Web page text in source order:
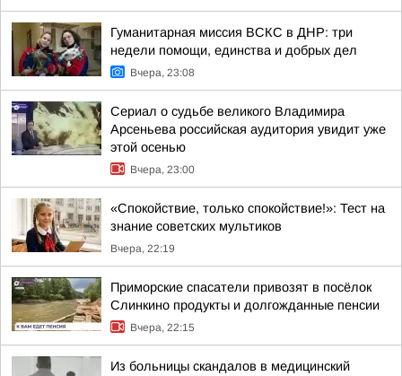
Гуманитарная миссия ВСКС в ДНР: три
недели помощи, единства и добрых дел
Вчера, 23:08
Сериал о судьбе великого Владимира
Арсеньева российская аудитория увидит уже
этой осенью
Вчера, 23:00
«Спокойствие, только спокойствие!»: Тест на
знание советских мультиков
Вчера, 22:19
Приморские спасатели привозят в посёлок
Слинкино продукты и долгожданные пенсии
Вчера, 22:15
Из больницы скандалов в медицинский